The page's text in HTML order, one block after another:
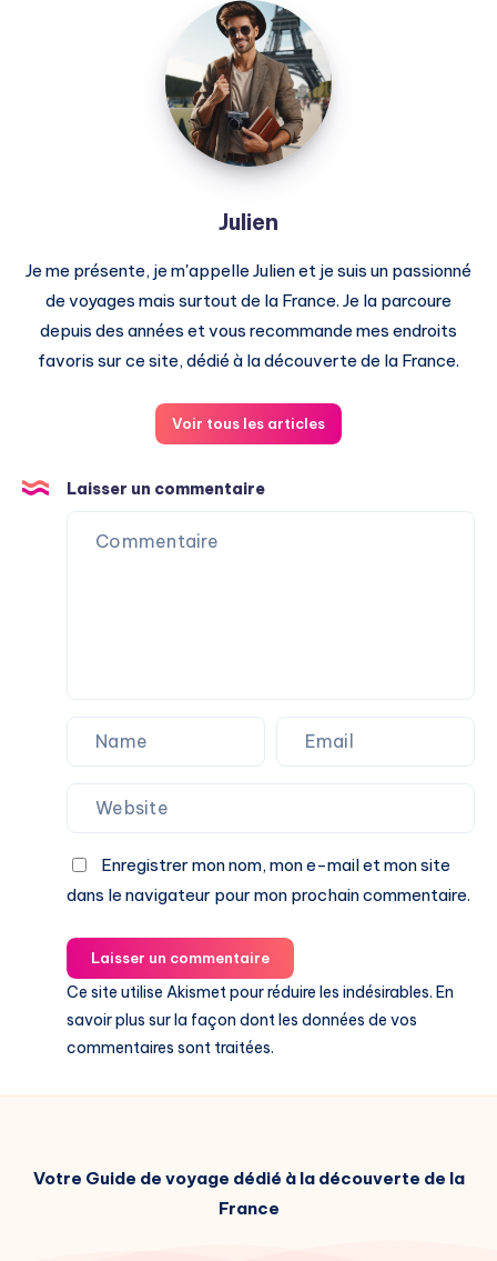
Julien
Julien
Je me présente, je m'appelle Julien et je suis un passionné
de voyages mais surtout de la France. Je la parcoure
depuis des années et vous recommande mes endroits
favoris sur ce site, dédié à la découverte de la France.
Voir tous les articles
Laisser un commentaire
Enregistrer mon nom, mon e-mail et mon site
dans le navigateur pour mon prochain commentaire.
Laisser un commentaire
Ce site utilise Akismet pour réduire les indésirables. En
savoir plus sur la façon dont les données de vos
commentaires sont traitées.
Votre Guide de voyage dédié à la découverte de la
France